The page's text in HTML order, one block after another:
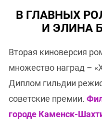
В ГЛАВНЫХ
И ЭЛИНА
Вторая киноверсия
множество наград –
Диплом гильдии
советские премии.
городе Каменск-